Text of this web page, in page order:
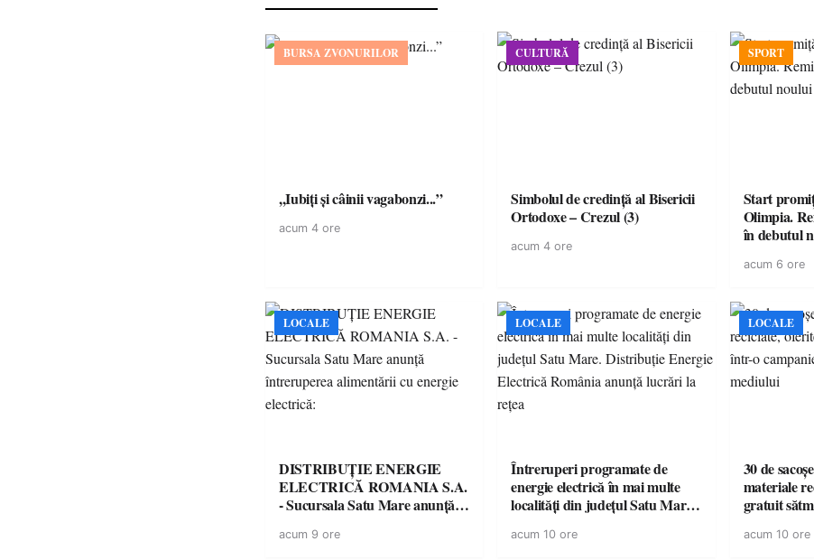
BURSA ZVONURILOR
,,Iubiți și câinii vagabonzi...”
acum 4 ore
CULTURĂ
Simbolul de credinţă al Bisericii
Ortodoxe – Crezul (3)
acum 4 ore
SPORT
Start
Olimpia.
în debutul
acum 6 ore
LOCALE
DISTRIBUȚIE ENERGIE
ELECTRICĂ ROMANIA S.A.
- Sucursala Satu Mare anunţă
energie electrică:
acum 9 ore
LOCALE
Întreruperi programate de
energie electrică în mai multe
localități din județul Satu Mare.
România anunță lucrări la rețea
acum 10 ore
LOCALE
30 de
materiale
gratuit
mediului
acum 10 ore